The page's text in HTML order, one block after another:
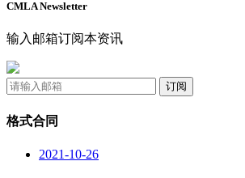
CMLA Newsletter
输入邮箱订阅本资讯
订阅
格式合同
2021-10-26